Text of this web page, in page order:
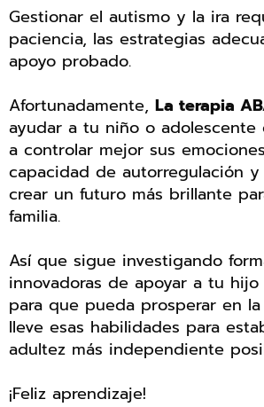
Gestionar el autismo y la ira
paciencia, las estrategias
apoyo probado.
Afortunadamente, La terapia
ayudar a tu niño o adolescente
a controlar mejor sus
capacidad de autorregulación
crear un futuro más brillante
familia.
Así que sigue investigando
innovadoras de apoyar a tu hijo
para que pueda prosperar en
lleve esas habilidades para
adultez más independiente
¡Feliz aprendizaje!